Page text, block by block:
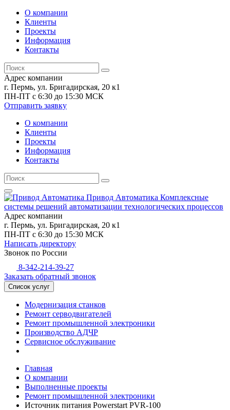
О компании
Клиенты
Проекты
Информация
Контакты
Адрес компании
г. Пермь, ул. Бригадирская, 20 к1
ПН-ПТ с 6:30 до 15:30 МСК
Отправить заявку
О компании
Клиенты
Проекты
Информация
Контакты
Привод Автоматика Комплексные
системы решений автоматизации технологических процессов
Адрес компании
г. Пермь, ул. Бригадирская, 20 к1
ПН-ПТ с 6:30 до 15:30 МСК
Написать директору
Звонок по России
8-342-214-39-27
Заказать обратный звонок
Список услуг
Модернизация станков
Ремонт серводвигателей
Ремонт промышленной электроники
Производство АДЧР
Сервисное обслуживание
Главная
О компании
Выполненные проекты
Ремонт промышленной электроники
Источник питания Powerstart PVR-100